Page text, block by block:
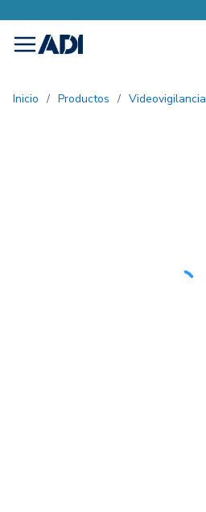
menu
Inicio / Productos / Videovigilancia